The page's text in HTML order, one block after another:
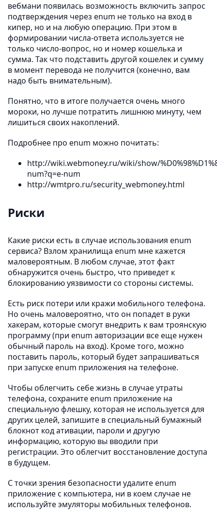
вебмани появилась возможность включить запрос
подтверждения через enum не только на вход в
кипер, но и на любую операцию. При этом в
формировании числа-ответа используется не
только число-вопрос, но и номер кошелька и
сумма. Так что подставить другой кошелек и сумму
в момент перевода не получится (конечно, вам
надо быть внимательным).
Понятно, что в итоге получается очень много
мороки, но лучше потратить лишнюю минуту, чем
лишиться своих накоплений.
Подробнее про enum можно почитать:
http://wiki.webmoney.ru/wiki/show/
num?q=e-num
http://wmtpro.ru/security_webmoney.html
Риски
Какие риски есть в случае использования enum
сервиса? Взлом хранилища enum мне кажется
маловероятным. В любом случае, этот факт
обнаружится очень быстро, что приведет к
блокированию уязвимости со стороны системы.
Есть риск потери или кражи мобильного телефона.
Но очень маловероятно, что он попадет в руки
хакерам, которые смогут внедрить к вам троянскую
программу (при enum авторизации все еще нужен
обычный пароль на вход). Кроме того, можно
поставить пароль, который будет запрашиваться
при запуске enum приложения на телефоне.
Чтобы облегчить себе жизнь в случае утраты
телефона, сохраните enum приложение на
специальную флешку, которая не используется для
других целей, запишите в специальный бумажный
блокнот код ативации, пароли и другую
информацию, которую вы вводили при
регистрации. Это облегчит восстановление доступа
в будущем.
С точки зрения безопасности удалите enum
приложение с компьютера, ни в коем случае не
используйте эмуляторы мобильных телефонов.